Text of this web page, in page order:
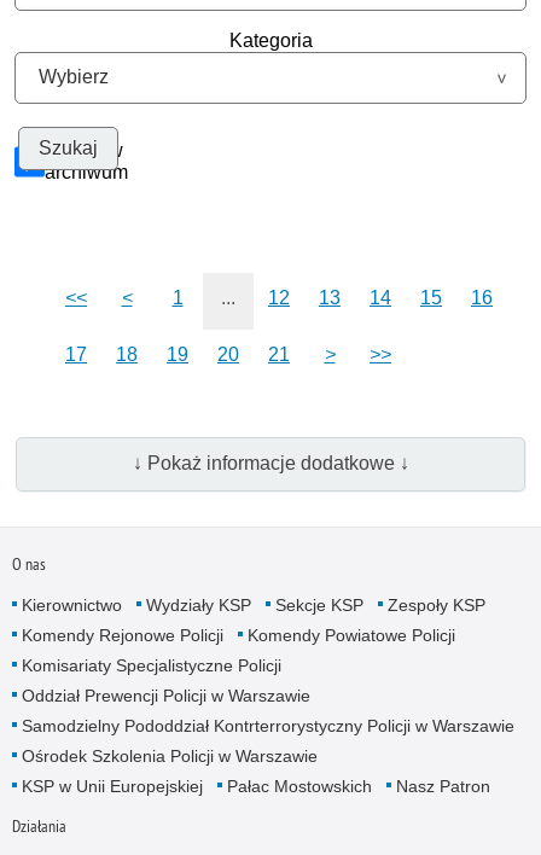
Kategoria
Szukaj w
archiwum
<< < 1 ... 12 13 14 15 16
17 18 19 20 21 > >>
↓ Pokaż informacje dodatkowe ↓
O nas
Kierownictwo Wydziały KSP Sekcje KSP
Zespoły KSP
Komendy Rejonowe Policji
Komendy Powiatowe Policji
Komisariaty Specjalistyczne Policji
Oddział Prewencji Policji w Warszawie
Samodzielny Pododdział Kontrterrorystyczny Policji w Warszawie
Ośrodek Szkolenia Policji w Warszawie
KSP w Unii Europejskiej
Pałac Mostowskich Nasz Patron
Działania